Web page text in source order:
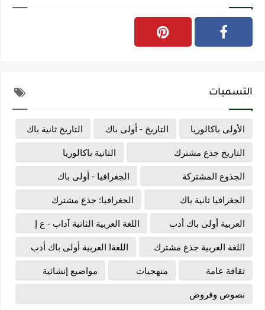
التسميات
الأولى باكالوريا التاريخ - أولى باك
التاريخ ثانية باك
التاريخ جذع مشترك
الثانية باكالوريا
الجذوع المشتركة
الجغرافيا - أولى باك
الجغرافيا ثانية باك
الجغرافيا: جذع مشترك
العربية أولى باك أدب
اللغة العربية الثانية آداب - ع إ
اللغة العربية جذع مشترك
اللغةا العربية أولى باك أدب
ثقافة عامة
منهجيات
مواضيع إنشائية
نصوص وفروض